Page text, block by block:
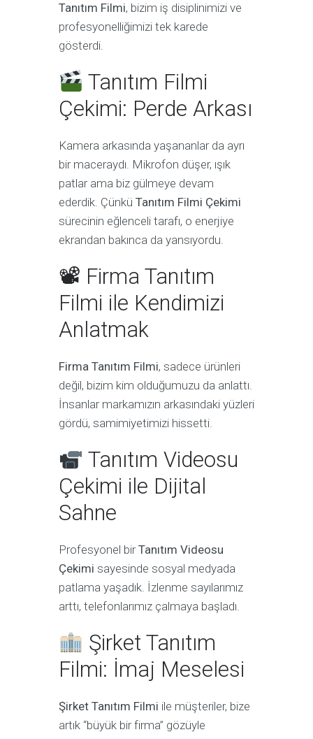
Tanıtım Filmi, bizim iş disiplinimizi ve
profesyonelliğimizi tek karede
gösterdi.
Tanıtım Filmi
Çekimi: Perde Arkası
Kamera arkasında yaşananlar da ayrı
bir maceraydı. Mikrofon düşer, ışık
patlar ama biz gülmeye devam
ederdik. Çünkü Tanıtım Filmi Çekimi
sürecinin eğlenceli tarafı, o enerjiye
ekrandan bakınca da yansıyordu.
📽 Firma Tanıtım
Filmi ile Kendimizi
Anlatmak
Firma Tanıtım Filmi, sadece ürünleri
değil, bizim kim olduğumuzu da anlattı.
İnsanlar markamızın arkasındaki yüzleri
gördü, samimiyetimizi hissetti.
Tanıtım Videosu
Çekimi ile Dijital
Sahne
Profesyonel birTanıtım Videosu
Çekimi sayesinde sosyal medyada
patlama yaşadık. İzlenme sayılarımız
arttı, telefonlarımız çalmaya başladı.
Şirket Tanıtım
Filmi: İmaj Meselesi
Şirket Tanıtım Filmi ile müşteriler, bize
artık “büyük bir firma” gözüyle